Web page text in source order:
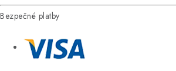
Bezpečné platby